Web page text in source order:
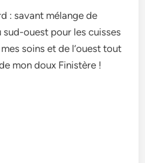
: savant mélange de
sud-ouest pour les cuisses
soins et de l’ouest tout
mon doux Finistère !